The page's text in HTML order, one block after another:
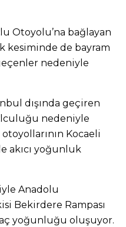
Otoyolu’na bağlayan
kesiminde de bayram
nedeniyle
dışında geçiren
nedeniyle
Kocaeli
akıcı yoğunluk
Anadolu
Bekirdere Rampası
yoğunluğu oluşuyor.